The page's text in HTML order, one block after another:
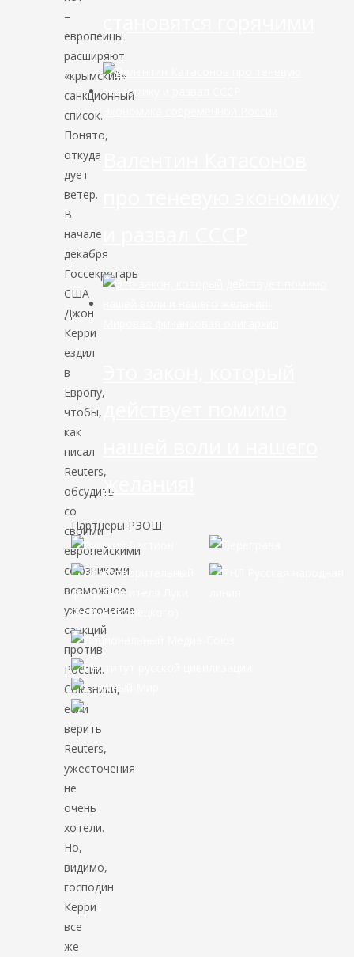
–
европейцы
расширяют
«крымский»
санкционный
список.
Понято,
откуда
дует
ветер.
В
начале
декабря
Госсекретарь
США
Джон
Керри
ездил
в
Европу,
чтобы,
как
писал
Reuters,
обсудить
со
своими
европейскими
союзниками
возможное
ужесточение
санкций
против
России.
Союзники,
если
верить
Reuters,
ужесточения
не
очень
хотели.
Но,
видимо,
господин
Керри
все
же
желания!
Партнёры РЭОШ